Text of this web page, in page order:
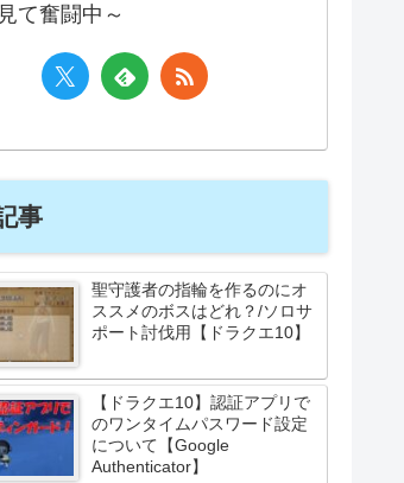
て奮闘中～
事
聖守護者の指輪を作るのにオ
ススメのボスはどれ？/ソロサ
ポート討伐用【ドラクエ10】
【ドラクエ10】認証アプリで
のワンタイムパスワード設定
について【Google
Authenticator】